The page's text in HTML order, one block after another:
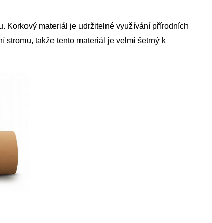
Korkový materiál je udržitelné využívání přírodních
stromu, takže tento materiál je velmi šetrný k